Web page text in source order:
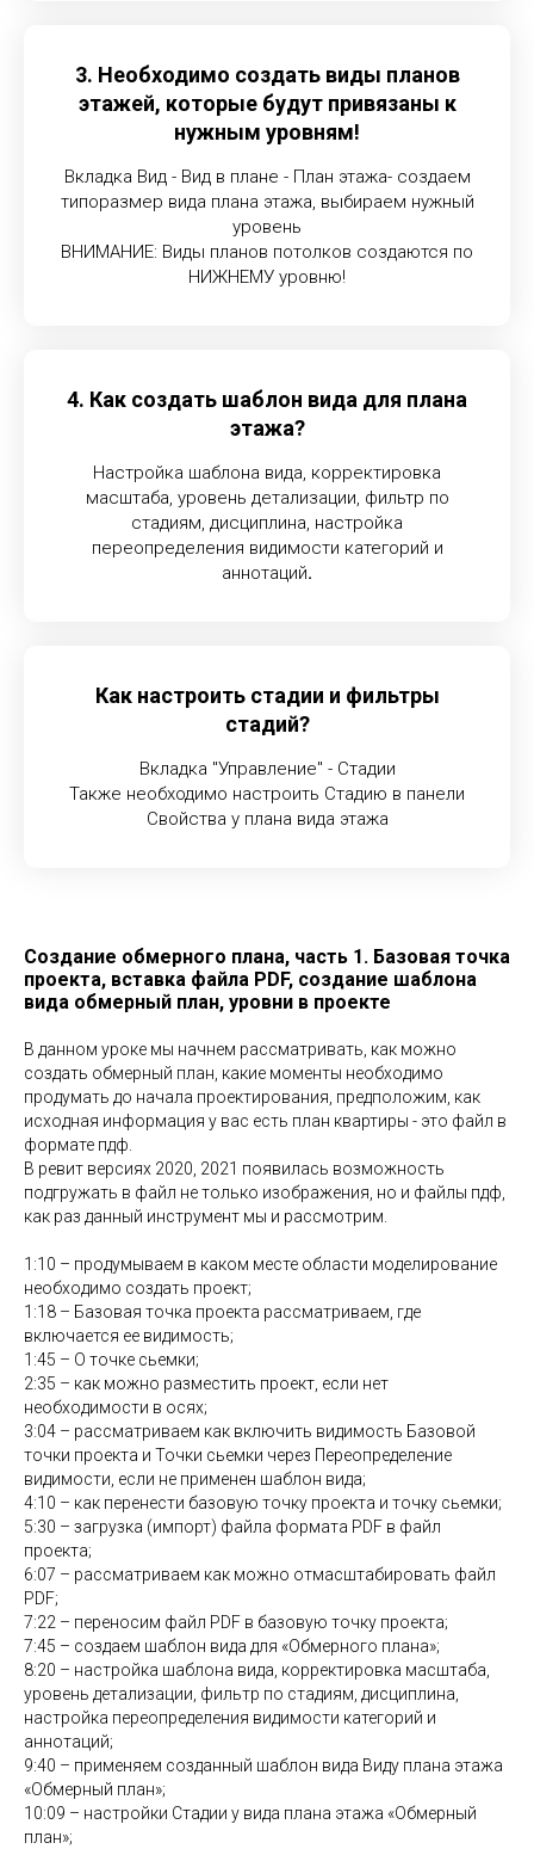
3. Необходимо создать виды планов
этажей, которые будут привязаны к
нужным уровням!
Вкладка Вид - Вид в плане - План этажа- создаем
типоразмер вида плана этажа, выбираем нужный
уровень
ВНИМАНИЕ: Виды планов потолков создаются по
НИЖНЕМУ уровню!
4. Как создать шаблон вида для плана
этажа?
Настройка шаблона вида, корректировка
масштаба, уровень детализации, фильтр по
стадиям, дисциплина, настройка
переопределения видимости категорий и
аннотаций.
Как настроить стадии и фильтры
стадий?
Вкладка "Управление" - Стадии
Также необходимо настроить Стадию в панели
Свойства у плана вида этажа
Создание обмерного плана, часть 1. Базовая точка
проекта, вставка файла PDF, создание шаблона
вида обмерный план, уровни в проекте
В данном уроке мы начнем рассматривать, как можно
создать обмерный план, какие моменты необходимо
продумать до начала проектирования, предположим, как
исходная информация у вас есть план квартиры - это файл в
формате пдф.
В ревит версиях 2020, 2021 появилась возможность
подгружать в файл не только изображения, но и файлы пдф,
как раз данный инструмент мы и рассмотрим.
1:10 – продумываем в каком месте области моделирование
необходимо создать проект;
1:18 – Базовая точка проекта рассматриваем, где
включается ее видимость;
1:45 – О точке сьемки;
2:35 – как можно разместить проект, если нет
необходимости в осях;
3:04 – рассматриваем как включить видимость Базовой
точки проекта и Точки сьемки через Переопределение
видимости, если не применен шаблон вида;
4:10 – как перенести базовую точку проекта и точку сьемки;
5:30 – загрузка (импорт) файла формата PDF в файл
проекта;
6:07 – рассматриваем как можно отмасштабировать файл
PDF;
7:22 – переносим файл PDF в базовую точку проекта;
7:45 – создаем шаблон вида для «Обмерного плана»;
8:20 – настройка шаблона вида, корректировка масштаба,
уровень детализации, фильтр по стадиям, дисциплина,
настройка переопределения видимости категорий и
аннотаций;
9:40 – применяем созданный шаблон вида Виду плана этажа
«Обмерный план»;
10:09 – настройки Стадии у вида плана этажа «Обмерный
план»;